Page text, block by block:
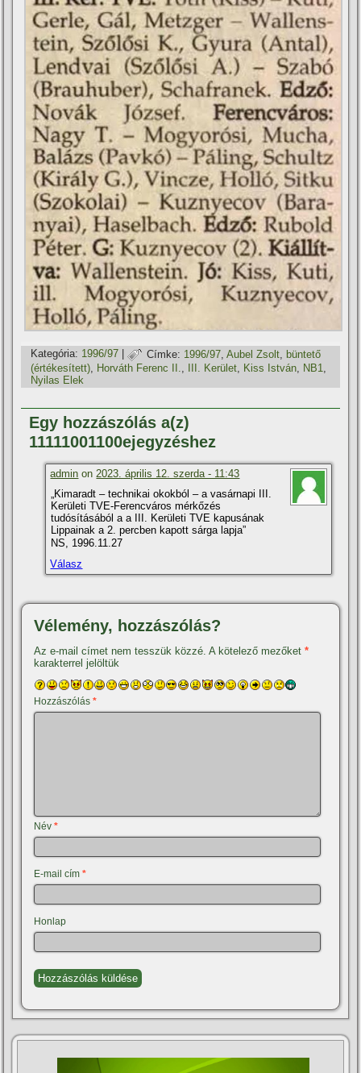
Kategória: 1996/97 | Címke: 1996/97 ,Aubel Zsolt ,büntető
(értékesí­tett), Horváth Ferenc II., III. Kerület, Kiss István, NB1,
Nyilas Elek
Egy hozzászólás a(z)
11111001100ejegyzéshez
admin on2023. április 12. szerda - 11:43
„Kimaradt – technikai okokból – a vasárnapi III.
Kerületi TVE-Ferencváros mérkőzés
tudósításából a a III. Kerületi TVE kapusának
Lippainak a 2. percben kapott sárga lapja”
NS, 1996.11.27
Válasz
Vélemény, hozzászólás?
Az e-mail címet nem tesszük közzé. A kötelező mezőket*
karakterrel jelöltük
Hozzászólás*
Név*
E-mail cím*
Honlap